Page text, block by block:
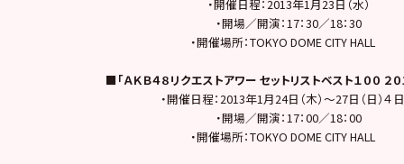
・開催日程：2013年1月23日（水）
・開場／開演：17：30／18：30
・開催場所：TOKYO DOME CITY HALL
■「ＡＫＢ４８リクエストアワー セットリストベスト１００ ２
・開催日程：2013年1月24日（木）～27日（日）４
・開場／開演：17：00／18：00
・開催場所：TOKYO DOME CITY HALL